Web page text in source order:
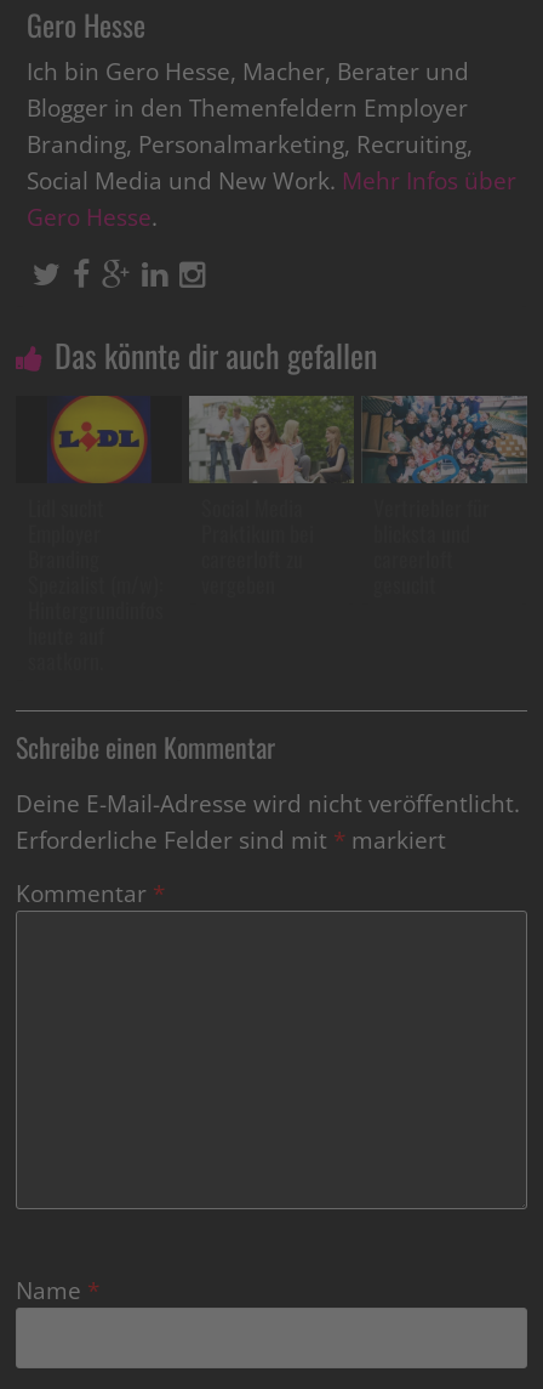
Gero Hesse
Ich bin Gero Hesse, Macher, Berater und
Blogger in den Themenfeldern Employer
Branding, Personalmarketing, Recruiting,
Social Media und New Work. Mehr Infos über
Gero Hesse.
Das könnte dir auch gefallen
Schreibe einen Kommentar
Deine E-Mail-Adresse wird nicht veröffentlicht.
Erforderliche Felder sind mit * markiert
Kommentar *
Name *